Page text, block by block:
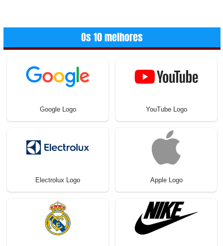
Os 10 melhores
Google Logo YouTube Logo
Electrolux Logo Apple Logo